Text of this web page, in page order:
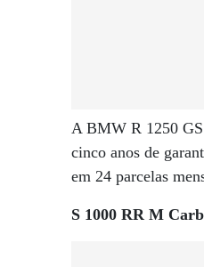
A BMW R 1250 GS
cinco anos de
em 24 parcelas
S 1000 RR M